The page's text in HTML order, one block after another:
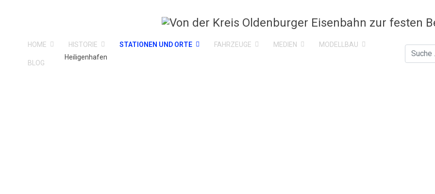
HOME HISTORIE STATIONEN UND ORTE FAHRZEUGE MEDIEN MODELLBAU
BLOG
Suchen
Heiligenhafen